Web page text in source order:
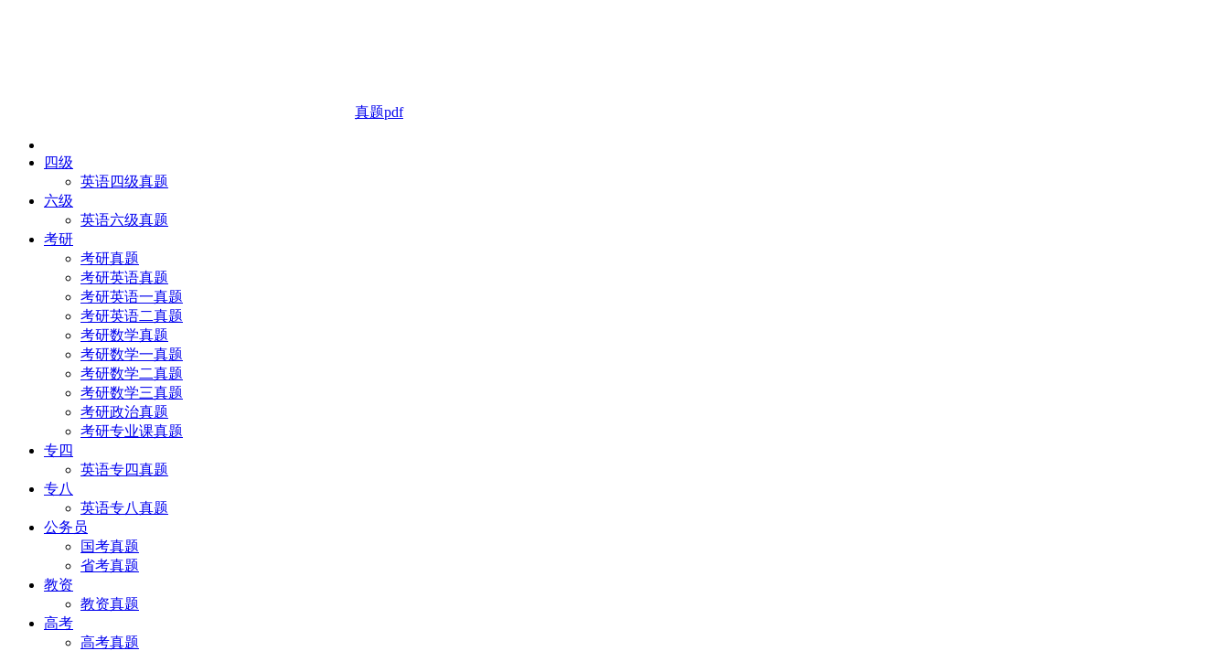
真题pdf
四级
英语四级真题
六级
英语六级真题
考研
考研真题
考研英语真题
考研英语一真题
考研英语二真题
考研数学真题
考研数学一真题
考研数学二真题
考研数学三真题
考研政治真题
考研专业课真题
专四
英语专四真题
专八
英语专八真题
公务员
国考真题
省考真题
教资
教资真题
高考
高考真题